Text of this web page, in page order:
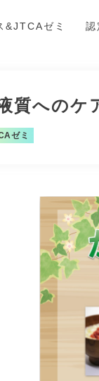
&JTCAゼミ 認
質へのケ
ゼミ